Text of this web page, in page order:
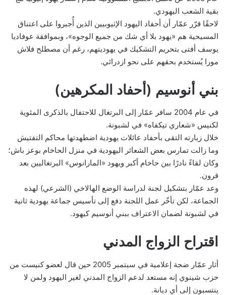
بقية الشعب اليهودي.
لاحقًا قرّر عمّار أن أحفاد اليهود الإثيوبيين الذين أُجبروا على اعتناق
المسيحية هم «يهود بلا أي شك من جميع الوجوه»، وبموافقة عوفاديا
يوسف أفتى بتحريم التشكيك في يهوديتهم، رغم أن مصطلح فلاش
مورا يُستخدم بحقهم على نحو ازدرائي.
بني أنوسيم (أحفاد المكرهين)
في عام 2004 سافر عمّار إلى البرتغال للاحتفال بالذكرى المئوية
لكنيس «شعاري تيكفاه» في لشبونة.
خلال زيارته التقى بأحفاد عائلات يهودية اضطهدتها محاكم التفتيش
وما زالت تمارس بعض الشعائر اليهودية في منزل الحاخام بوعز باش؛
وكان لقاءً نادرًا بين حاخام أكبر ويهود «المارانوس» البرتغاليين بعد
قرون.
وعد عمّار بتشكيل لجنة لدراسة الوضع الهالاخي (الشرعي) لهذه
الجماعة، لكن تأخّر عمل اللجنة دفع إلى تأسيس جماعة يهودية ثانية
في لشبونة لضمان الاعتراف ببني أنوسيم كيهود.
اقتراح الزواج المدني
أثار عمّار ضجة إعلامية في سبتمبر 2005 حين قال لعضو كنيست من
حزب شينوي إنه مستعد لدعم الزواج المدني لغير اليهود ولمن لا
ينتسبون إلى أي ديانة.